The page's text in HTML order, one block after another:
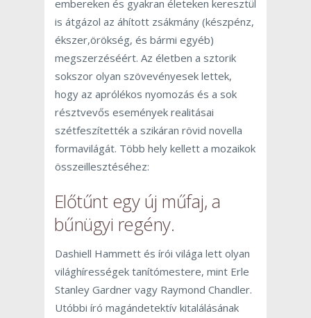
embereken és gyakran életeken keresztül
is átgázol az áhított zsákmány (készpénz,
ékszer,örökség, és bármi egyéb)
megszerzéséért. Az életben a sztorik
sokszor olyan szövevényesek lettek,
hogy az aprólékos nyomozás és a sok
résztvevős események realitásai
szétfeszítették a szikáran rövid novella
formavilágát. Több hely kellett a mozaikok
összeillesztéséhez:
Előtűnt egy új műfaj, a
bűnügyi regény.
Dashiell Hammett és írói világa lett olyan
világhírességek tanítómestere, mint Erle
Stanley Gardner vagy Raymond Chandler.
Utóbbi író magándetektív kitalálásának